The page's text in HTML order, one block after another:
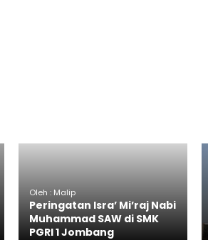
Oleh : Malip
Peringatan Isra’ Mi’raj Nabi
Muhammad SAW di SMK
PGRI 1 Jombang